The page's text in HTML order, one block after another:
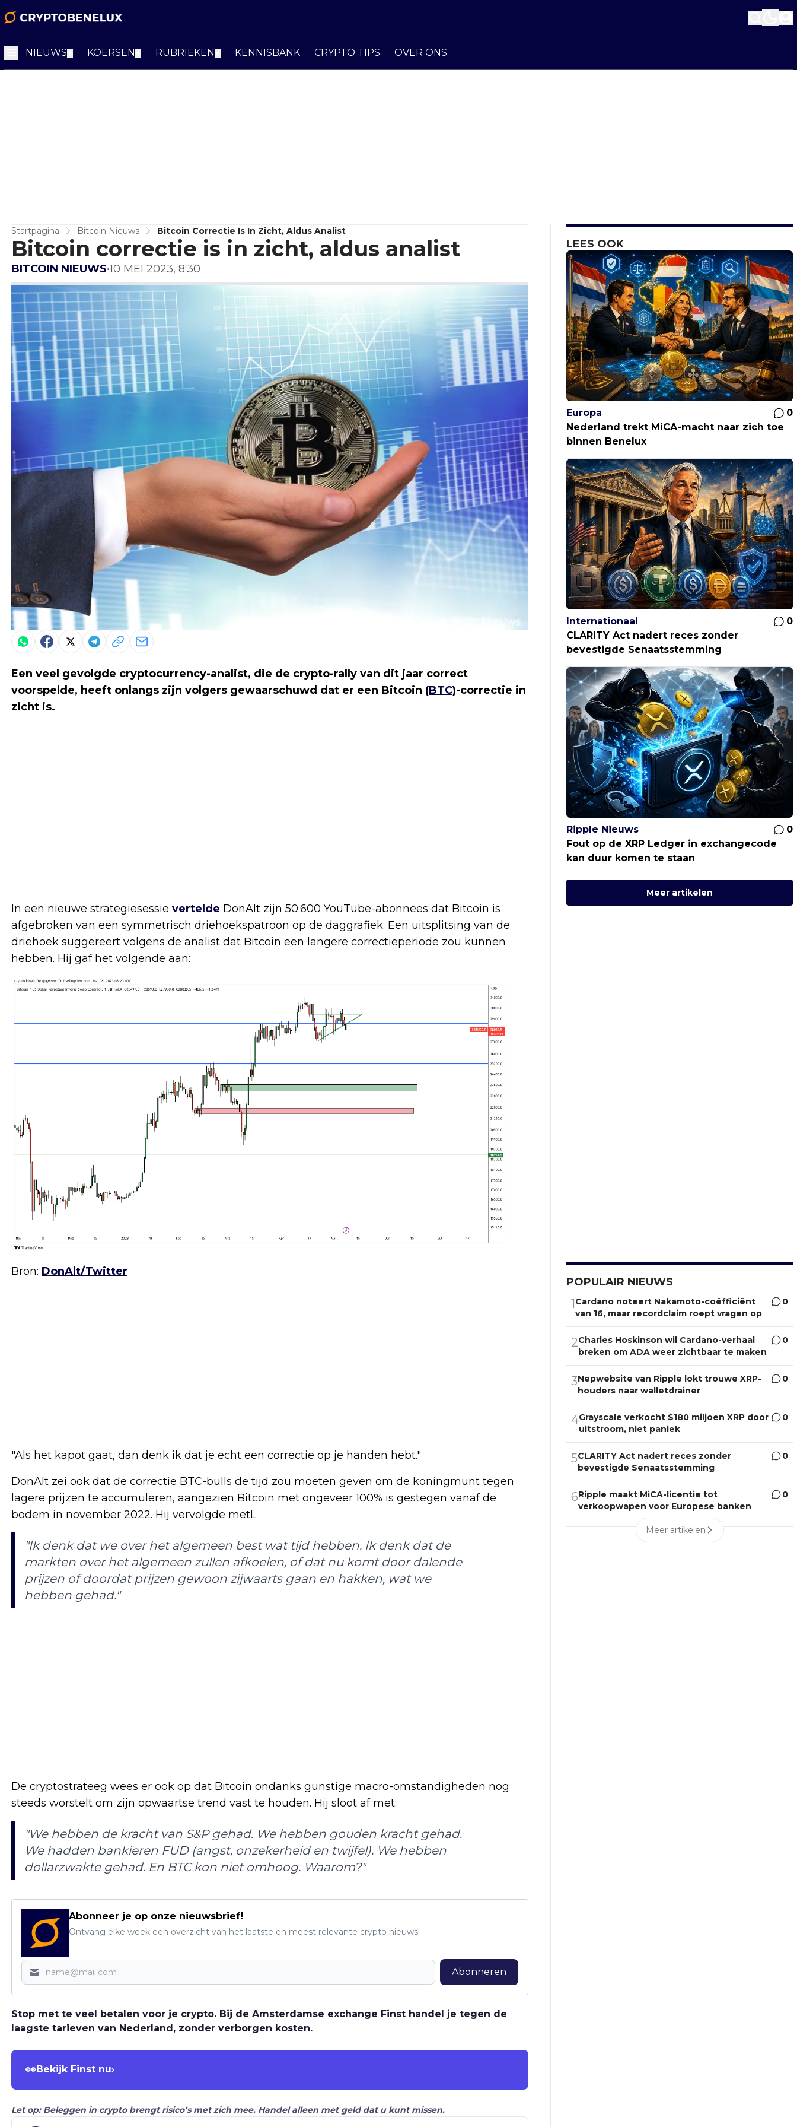
NIEUWS KOERSEN RUBRIEKEN KENNISBANK CRYPTO TIPS OVER ONS
Startpagina Bitcoin Nieuws Bitcoin Correctie Is In Zicht, Aldus Analist
Bitcoin correctie is in zicht, aldus analist
BITCOIN NIEUWS•10 MEI 2023, 8:30
Een veel gevolgde cryptocurrency-analist, die de crypto-rally van dit jaar correct
voorspelde, heeft onlangs zijn volgers gewaarschuwd dat er een Bitcoin (BTC)-correctie in
zicht is.
In een nieuwe strategiesessie vertelde DonAlt zijn 50.600 YouTube-abonnees dat Bitcoin is
afgebroken van een symmetrisch driehoekspatroon op de daggrafiek. Een uitsplitsing van de
driehoek suggereert volgens de analist dat Bitcoin een langere correctieperiode zou kunnen
hebben. Hij gaf het volgende aan:
Bron: DonAlt/Twitter
"Als het kapot gaat, dan denk ik dat je echt een correctie op je handen hebt."
DonAlt zei ook dat de correctie BTC-bulls de tijd zou moeten geven om de koningmunt tegen
lagere prijzen te accumuleren, aangezien Bitcoin met ongeveer 100% is gestegen vanaf de
bodem in november 2022. Hij vervolgde metL
"Ik denk dat we over het algemeen best wat tijd hebben. Ik denk dat de
markten over het algemeen zullen afkoelen, of dat nu komt door dalende
prijzen of doordat prijzen gewoon zijwaarts gaan en hakken, wat we
hebben gehad."
De cryptostrateeg wees er ook op dat Bitcoin ondanks gunstige macro-omstandigheden nog
steeds worstelt om zijn opwaartse trend vast te houden. Hij sloot af met:
"We hebben de kracht van S&P gehad. We hebben gouden kracht gehad.
We hadden bankieren FUD (angst, onzekerheid en twijfel). We hebben
dollarzwakte gehad. En BTC kon niet omhoog. Waarom?"
Abonneer je op onze nieuwsbrief!
Ontvang elke week een overzicht van het laatste en meest relevante crypto nieuws!
Abonneren
Stop met te veel betalen voor je crypto. Bij de Amsterdamse exchange Finst handel je tegen de
laagste tarieven van Nederland, zonder verborgen kosten.
👀Bekijk Finst nu›
Let op: Beleggen in crypto brengt risico’s met zich mee. Handel alleen met geld dat u kunt missen.
LEES OOK
Europa
0
Nederland trekt MiCA-macht naar zich toe
binnen Benelux
Internationaal
0
CLARITY Act nadert reces zonder
bevestigde Senaatsstemming
Ripple Nieuws
0
Fout op de XRP Ledger in exchangecode
kan duur komen te staan
Meer artikelen
POPULAIR NIEUWS
1Cardano noteert Nakamoto-coëfficiënt
van 16, maar recordclaim roept vragen op
0
2Charles Hoskinson wil Cardano-verhaal
breken om ADA weer zichtbaar te maken
0
3Nepwebsite van Ripple lokt trouwe XRP-
houders naar walletdrainer
0
4Grayscale verkocht $180 miljoen XRP door
uitstroom, niet paniek
0
5CLARITY Act nadert reces zonder
bevestigde Senaatsstemming
0
6Ripple maakt MiCA-licentie tot
verkoopwapen voor Europese banken
0
Meer artikelen